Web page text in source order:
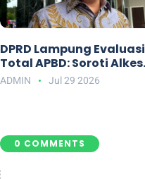
DPRD Lampung Evaluasi
Total APBD: Soroti Alkes
RSUD hingga Hama Tikus
ADMIN Jul 29 2026
0 COMMENTS